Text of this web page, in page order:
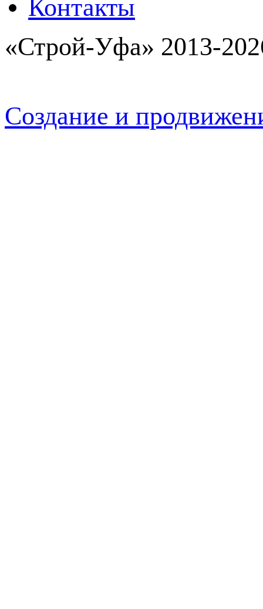
Контакты
«Строй-Уфа» 2013-
Создание и